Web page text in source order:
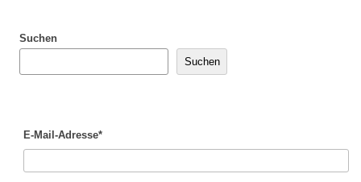
Suchen
Suchen
E-Mail-Adresse*